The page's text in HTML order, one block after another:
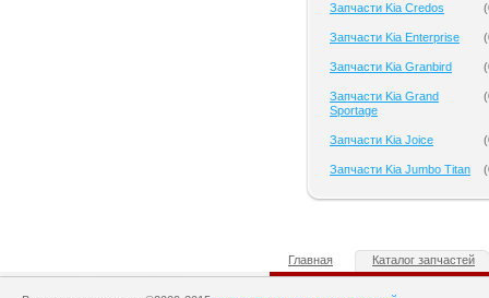
Запчасти Kia Credos (
Запчасти Kia Enterprise (
Запчасти Kia Granbird (
Запчасти Kia Grand
Sportage
(
Запчасти Kia Joice (
Запчасти Kia Jumbo Titan (
Главная Каталог запчастей